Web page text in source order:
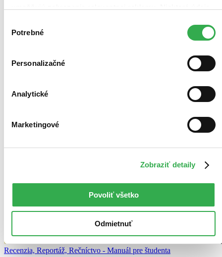
keby sme mohli používať všetky tieto cookies. Ďakujeme!
súhlasu
Potrebné
Personalizačné
Analytické
Marketingové
Zobraziť detaily
Povoliť všetko
Odmietnuť
Recenzia, Reportáž, Rečníctvo - Manuál pre študenta